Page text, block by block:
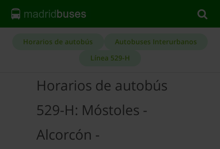
Horarios de autobús
Autobuses Interurbanos
Línea 529-H
Horarios de autobús
529-H: Móstoles -
Alcorcón -